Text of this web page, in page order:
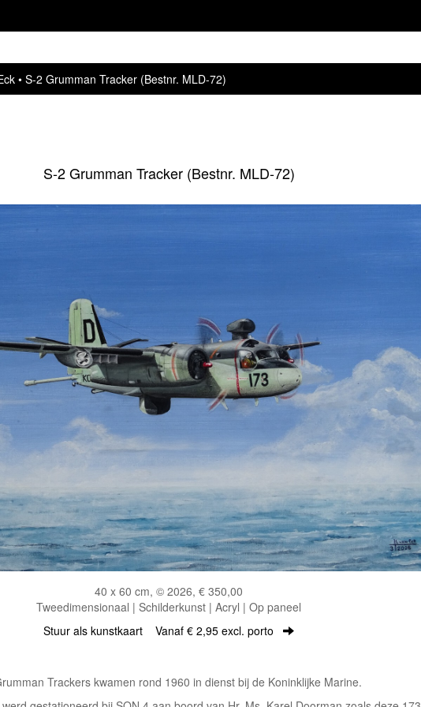
S-2 Grumman Tracker (Bestnr. MLD-72)
S-2 Grumman Tracker (Bestnr. MLD-72)
40 x 60 cm, © 2026, € 350,00
Tweedimensionaal | Schilderkunst | Acryl | Op paneel
Stuur als kunstkaart Vanaf € 2,95 excl. porto
Trackers kwamen rond 1960 in dienst bij de Koninklijke Marine.